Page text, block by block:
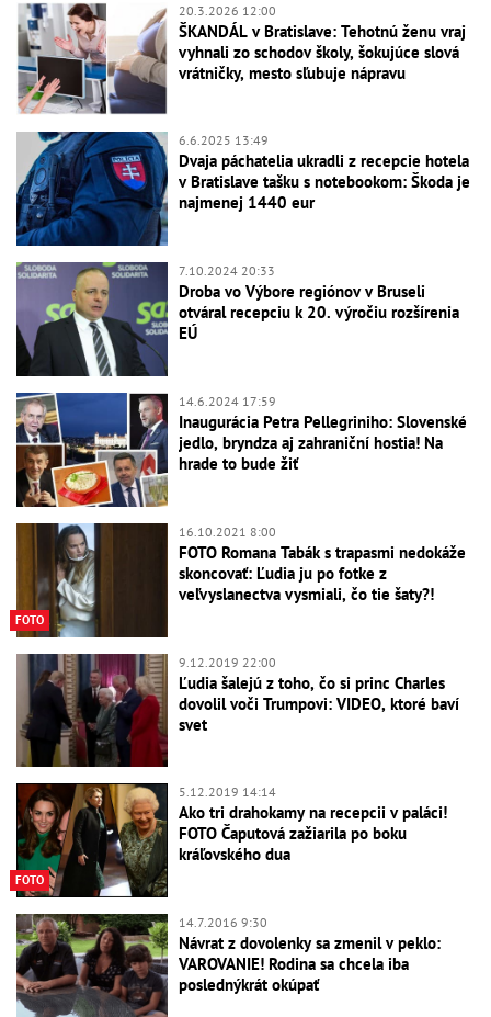
20.3.2026 12:00
ŠKANDÁL v Bratislave: Tehotnú ženu vraj
vyhnali zo schodov školy, šokujúce slová
vrátničky, mesto sľubuje nápravu
6.6.2025 13:49
Dvaja páchatelia ukradli z recepcie hotela
v Bratislave tašku s notebookom: Škoda je
najmenej 1440 eur
7.10.2024 20:33
Droba vo Výbore regiónov v Bruseli
otváral recepciu k 20. výročiu rozšírenia
EÚ
14.6.2024 17:59
Inaugurácia Petra Pellegriniho: Slovenské
jedlo, bryndza aj zahraniční hostia! Na
hrade to bude žiť
FOTO
16.10.2021 8:00
FOTO Romana Tabák s trapasmi nedokáže
skoncovať: Ľudia ju po fotke z
veľvyslanectva vysmiali, čo tie šaty?!
9.12.2019 22:00
Ľudia šalejú z toho, čo si princ Charles
dovolil voči Trumpovi: VIDEO, ktoré baví
svet
FOTO
5.12.2019 14:14
Ako tri drahokamy na recepcii v paláci!
FOTO Čaputová zažiarila po boku
kráľovského dua
14.7.2016 9:30
Návrat z dovolenky sa zmenil v peklo:
VAROVANIE! Rodina sa chcela iba
poslednýkrát okúpať